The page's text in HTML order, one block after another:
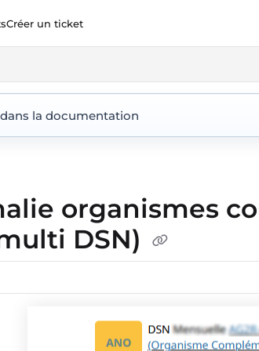
Créer un ticket
organismes
DSN)
la documentation